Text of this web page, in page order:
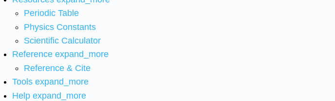
Periodic Table
Physics Constants
Scientific Calculator
Reference expand_more
Reference & Cite
Tools expand_more
Help expand_more